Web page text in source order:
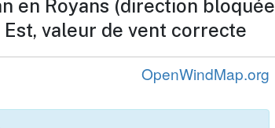
en Royans (direction bloquée
Est, valeur de vent correcte